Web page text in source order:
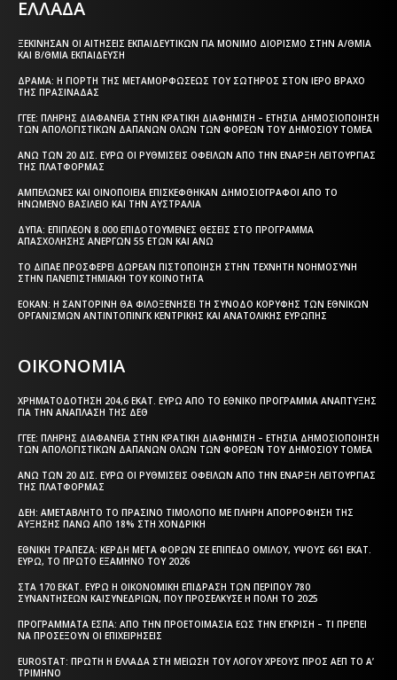
ΕΛΛΑΔΑ
ΞΕΚΊΝΗΣΑΝ ΟΙ ΑΙΤΉΣΕΙΣ ΕΚΠΑΙΔΕΥΤΙΚΏΝ ΓΙΑ ΜΌΝΙΜΟ ΔΙΟΡΙΣΜΌ ΣΤΗΝ Α/ΘΜΙΑ
ΚΑΙ Β/ΘΜΙΑ ΕΚΠΑΊΔΕΥΣΗ
ΔΡΆΜΑ: Η ΓΙΟΡΤΉ ΤΗΣ ΜΕΤΑΜΟΡΦΏΣΕΩΣ ΤΟΥ ΣΩΤΉΡΟΣ ΣΤΟΝ ΙΕΡΌ ΒΡΆΧΟ
ΤΗΣ ΠΡΑΣΙΝΆΔΑΣ
ΓΓΕΕ: ΠΛΉΡΗΣ ΔΙΑΦΆΝΕΙΑ ΣΤΗΝ ΚΡΑΤΙΚΉ ΔΙΑΦΉΜΙΣΗ – EΤΉΣΙΑ ΔΗΜΟΣΙΟΠΟΊΗΣΗ
ΤΩΝ ΑΠΟΛΟΓΙΣΤΙΚΏΝ ΔΑΠΑΝΏΝ ΌΛΩΝ ΤΩΝ ΦΟΡΈΩΝ ΤΟΥ ΔΗΜΟΣΊΟΥ ΤΟΜΈΑ
ΆΝΩ ΤΩΝ 20 ΔΙΣ. ΕΥΡΏ ΟΙ ΡΥΘΜΊΣΕΙΣ ΟΦΕΙΛΏΝ ΑΠΌ ΤΗΝ ΈΝΑΡΞΗ ΛΕΙΤΟΥΡΓΊΑΣ
ΤΗΣ ΠΛΑΤΦΌΡΜΑΣ
ΑΜΠΕΛΏΝΕΣ ΚΑΙ ΟΙΝΟΠΟΙΕΊΑ ΕΠΙΣΚΈΦΘΗΚΑΝ ΔΗΜΟΣΙΟΓΡΆΦΟΙ ΑΠΌ ΤΟ
ΗΝΩΜΈΝΟ ΒΑΣΊΛΕΙΟ ΚΑΙ ΤΗΝ ΑΥΣΤΡΑΛΊΑ
ΔΥΠΑ: ΕΠΙΠΛΈΟΝ 8.000 ΕΠΙΔΟΤΟΎΜΕΝΕΣ ΘΈΣΕΙΣ ΣΤΟ ΠΡΌΓΡΑΜΜΑ
ΑΠΑΣΧΌΛΗΣΗΣ ΑΝΈΡΓΩΝ 55 ΕΤΏΝ ΚΑΙ ΆΝΩ
ΤΟ ΔΙΠΑΕ ΠΡΟΣΦΈΡΕΙ ΔΩΡΕΆΝ ΠΙΣΤΟΠΟΊΗΣΗ ΣΤΗΝ ΤΕΧΝΗΤΉ ΝΟΗΜΟΣΎΝΗ
ΣΤΗΝ ΠΑΝΕΠΙΣΤΗΜΙΑΚΉ ΤΟΥ ΚΟΙΝΌΤΗΤΑ
ΕΟΚΑΝ: Η ΣΑΝΤΟΡΊΝΗ ΘΑ ΦΙΛΟΞΕΝΉΣΕΙ ΤΗ ΣΎΝΟΔΟ ΚΟΡΥΦΉΣ ΤΩΝ ΕΘΝΙΚΏΝ
ΟΡΓΑΝΙΣΜΏΝ ΑΝΤΙΝΤΌΠΙΝΓΚ ΚΕΝΤΡΙΚΉΣ ΚΑΙ ΑΝΑΤΟΛΙΚΉΣ ΕΥΡΏΠΗΣ
ΟΙΚΟΝΟΜΙΑ
ΧΡΗΜΑΤΟΔΌΤΗΣΗ 204,6 ΕΚΑΤ. ΕΥΡΏ ΑΠΌ ΤΟ ΕΘΝΙΚΌ ΠΡΌΓΡΑΜΜΑ ΑΝΆΠΤΥΞΗΣ
ΓΙΑ ΤΗΝ ΑΝΆΠΛΑΣΗ ΤΗΣ ΔΕΘ
ΓΓΕΕ: ΠΛΉΡΗΣ ΔΙΑΦΆΝΕΙΑ ΣΤΗΝ ΚΡΑΤΙΚΉ ΔΙΑΦΉΜΙΣΗ – EΤΉΣΙΑ ΔΗΜΟΣΙΟΠΟΊΗΣΗ
ΤΩΝ ΑΠΟΛΟΓΙΣΤΙΚΏΝ ΔΑΠΑΝΏΝ ΌΛΩΝ ΤΩΝ ΦΟΡΈΩΝ ΤΟΥ ΔΗΜΟΣΊΟΥ ΤΟΜΈΑ
ΆΝΩ ΤΩΝ 20 ΔΙΣ. ΕΥΡΏ ΟΙ ΡΥΘΜΊΣΕΙΣ ΟΦΕΙΛΏΝ ΑΠΌ ΤΗΝ ΈΝΑΡΞΗ ΛΕΙΤΟΥΡΓΊΑΣ
ΤΗΣ ΠΛΑΤΦΌΡΜΑΣ
ΔΕΗ: ΑΜΕΤΆΒΛΗΤΟ ΤΟ ΠΡΆΣΙΝΟ ΤΙΜΟΛΌΓΙΟ ΜΕ ΠΛΉΡΗ ΑΠΟΡΡΌΦΗΣΗ ΤΗΣ
ΑΎΞΗΣΗΣ ΠΆΝΩ ΑΠΌ 18% ΣΤΗ ΧΟΝΔΡΙΚΉ
ΕΘΝΙΚΉ ΤΡΆΠΕΖΑ: ΚΈΡΔΗ ΜΕΤΆ ΦΌΡΩΝ ΣΕ ΕΠΊΠΕΔΟ ΟΜΊΛΟΥ, ΎΨΟΥΣ 661 ΕΚΑΤ.
ΕΥΡΏ, ΤΟ ΠΡΏΤΟ ΕΞΆΜΗΝΟ ΤΟΥ 2026
ΣΤΑ 170 ΕΚΑΤ. ΕΥΡΏ Η ΟΙΚΟΝΟΜΙΚΉ ΕΠΊΔΡΑΣΗ ΤΩΝ ΠΕΡΊΠΟΥ 780
ΣΥΝΑΝΤΉΣΕΩΝ ΚΑΙΣΥΝΕΔΡΊΩΝ, ΠΟΥ ΠΡΟΣΈΛΚΥΣΕ Η ΠΌΛΗ ΤΟ 2025
ΠΡΟΓΡΆΜΜΑΤΑ EΣΠΑ: ΑΠΌ ΤΗΝ ΠΡΟΕΤΟΙΜΑΣΊΑ ΈΩΣ ΤΗΝ ΈΓΚΡΙΣΗ – ΤΙ ΠΡΈΠΕΙ
ΝΑ ΠΡΟΣΈΞΟΥΝ ΟΙ ΕΠΙΧΕΙΡΉΣΕΙΣ
EUROSTAT: ΠΡΏΤΗ Η ΕΛΛΆΔΑ ΣΤΗ ΜΕΊΩΣΗ ΤΟΥ ΛΌΓΟΥ ΧΡΈΟΥΣ ΠΡΟΣ ΑΕΠ ΤΟ Α’
ΤΡΊΜΗΝΟ